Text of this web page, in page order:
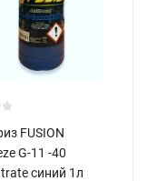
FUSION
G-11 -40
синий 1л